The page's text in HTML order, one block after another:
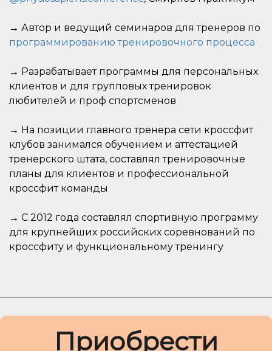
→ Автор и ведущий семинаров для тренеров по
программированию тренировочного процесса
→ Разрабатывает программы для персональных
клиентов и для групповых тренировок
любителей и проф спортсменов
→ На позиции главного тренера сети кроссфит
клубов занимался обучением и аттестацией
тренерского штата, составлял тренировочные
планы для клиентов и профессиональной
кроссфит команды
→ С 2012 года составлял спортивную программу
для крупнейших российских соревнований по
кроссфиту и функциональному тренингу
Приобрести